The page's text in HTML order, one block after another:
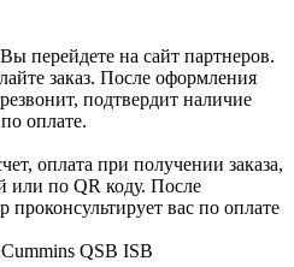
Вы перейдете на сайт партнеров.
заказ. После оформления
подтвердит наличие
оплате.
оплата при получении заказа,
или по QR коду. После
вас по оплате
QSB ISB